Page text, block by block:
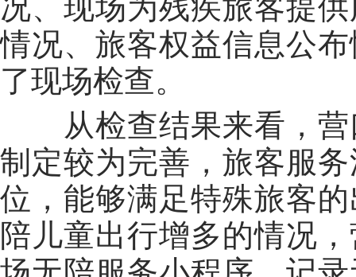
况、现场为残疾旅客提
情况、旅客权益信息公
了现场检查。
从检查结果来看，营
制定较为完善，旅客服
位，能够满足特殊旅客
陪儿童出行增多的情况